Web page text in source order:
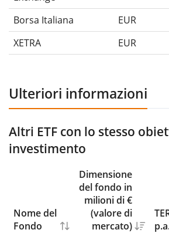
Borsa Italiana
EUR
XETRA
EUR
Ulteriori informazioni
Altri ETF con lo stesso
investimento
Nome del
Fondo
Dimensione
del fondo in
milioni di €
(valore di
mercato)